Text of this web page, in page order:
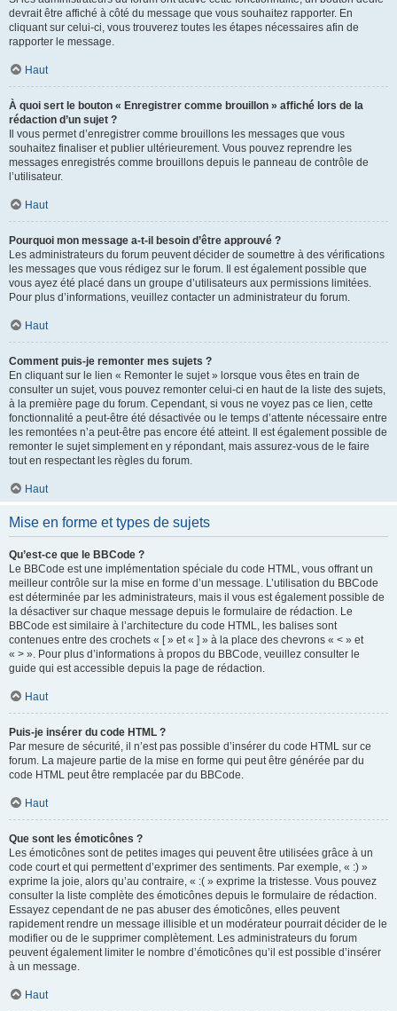
devrait être affiché à côté du message que vous souhaitez rapporter. En
cliquant sur celui-ci, vous trouverez toutes les étapes nécessaires afin de
rapporter le message.
Haut
À quoi sert le bouton « Enregistrer comme brouillon » affiché lors de la
rédaction d’un sujet ?
Il vous permet d’enregistrer comme brouillons les messages que vous
souhaitez finaliser et publier ultérieurement. Vous pouvez reprendre les
messages enregistrés comme brouillons depuis le panneau de contrôle de
l’utilisateur.
Haut
Pourquoi mon message a-t-il besoin d’être approuvé ?
Les administrateurs du forum peuvent décider de soumettre à des vérifications
les messages que vous rédigez sur le forum. Il est également possible que
vous ayez été placé dans un groupe d’utilisateurs aux permissions limitées.
Pour plus d’informations, veuillez contacter un administrateur du forum.
Haut
Comment puis-je remonter mes sujets ?
En cliquant sur le lien « Remonter le sujet » lorsque vous êtes en train de
consulter un sujet, vous pouvez remonter celui-ci en haut de la liste des sujets,
à la première page du forum. Cependant, si vous ne voyez pas ce lien, cette
fonctionnalité a peut-être été désactivée ou le temps d’attente nécessaire entre
les remontées n’a peut-être pas encore été atteint. Il est également possible de
remonter le sujet simplement en y répondant, mais assurez-vous de le faire
tout en respectant les règles du forum.
Haut
Mise en forme et types de sujets
Qu’est-ce que le BBCode ?
Le BBCode est une implémentation spéciale du code HTML, vous offrant un
meilleur contrôle sur la mise en forme d’un message. L’utilisation du BBCode
est déterminée par les administrateurs, mais il vous est également possible de
la désactiver sur chaque message depuis le formulaire de rédaction. Le
BBCode est similaire à l’architecture du code HTML, les balises sont
contenues entre des crochets « [ » et « ] » à la place des chevrons « < » et
« > ». Pour plus d’informations à propos du BBCode, veuillez consulter le
guide qui est accessible depuis la page de rédaction.
Haut
Puis-je insérer du code HTML ?
Par mesure de sécurité, il n’est pas possible d’insérer du code HTML sur ce
forum. La majeure partie de la mise en forme qui peut être générée par du
code HTML peut être remplacée par du BBCode.
Haut
Que sont les émoticônes ?
Les émoticônes sont de petites images qui peuvent être utilisées grâce à un
code court et qui permettent d’exprimer des sentiments. Par exemple, « :) »
exprime la joie, alors qu’au contraire, « :( » exprime la tristesse. Vous pouvez
consulter la liste complète des émoticônes depuis le formulaire de rédaction.
Essayez cependant de ne pas abuser des émoticônes, elles peuvent
rapidement rendre un message illisible et un modérateur pourrait décider de le
modifier ou de le supprimer complètement. Les administrateurs du forum
peuvent également limiter le nombre d’émoticônes qu’il est possible d’insérer
à un message.
Haut